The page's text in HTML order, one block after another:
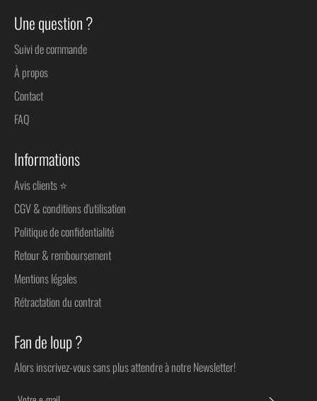
Une question ?
Suivi de commande
À propos
Contact
FAQ
Informations
Avis clients ⭐
CGV & conditions d'utilisation
Politique de confidentialité
Retour & remboursement
Mentions légales
Rétractation du contrat
Fan de loup ?
Alors inscrivez-vous sans plus attendre à notre Newsletter!